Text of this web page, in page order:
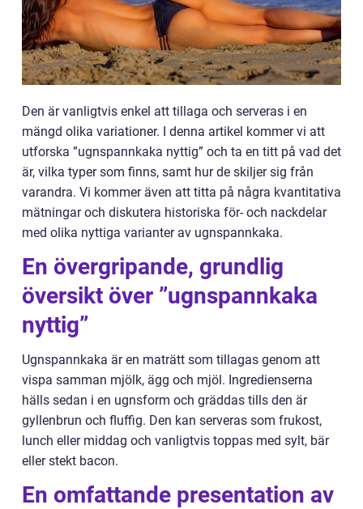
Den är vanligtvis enkel att tillaga och serveras i en
mängd olika variationer. I denna artikel kommer vi att
utforska ”ugnspannkaka nyttig” och ta en titt på vad det
är, vilka typer som finns, samt hur de skiljer sig från
varandra. Vi kommer även att titta på några kvantitativa
mätningar och diskutera historiska för- och nackdelar
med olika nyttiga varianter av ugnspannkaka.
En övergripande, grundlig
översikt över ”ugnspannkaka
nyttig”
Ugnspannkaka är en maträtt som tillagas genom att
vispa samman mjölk, ägg och mjöl. Ingredienserna
hälls sedan i en ugnsform och gräddas tills den är
gyllenbrun och fluffig. Den kan serveras som frukost,
lunch eller middag och vanligtvis toppas med sylt, bär
eller stekt bacon.
En omfattande presentation av